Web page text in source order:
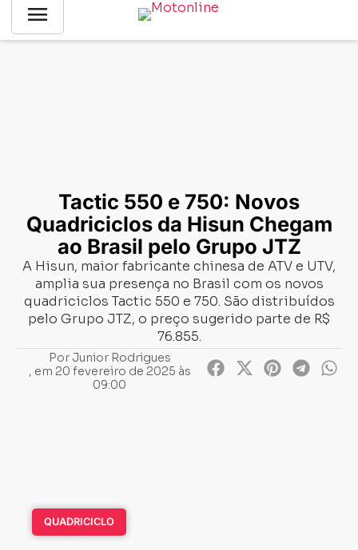
menu
Notícias Lançamentos-Tactic 550 e 750: Novos
Tactic 550 e 750: Novos
Quadriciclos da Hisun Chegam
ao Brasil pelo Grupo JTZ
A Hisun, maior fabricante chinesa de ATV e UTV,
amplia sua presença no Brasil com os novos
quadriciclos Tactic 550 e 750. São distribuídos
pelo Grupo JTZ, o preço sugerido parte de R$
76.855.
PorJunior Rodrigues
, em 20 fevereiro de 2025 às
09:00
QUADRICICLO